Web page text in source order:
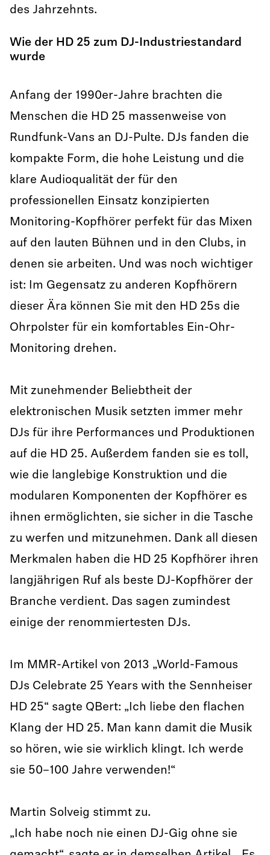
des Jahrzehnts.
Wie der HD 25 zum DJ-Industriestandard
wurde
Anfang der 1990er-Jahre brachten die
Menschen die HD 25 massenweise von
Rundfunk-Vans an DJ-Pulte. DJs fanden die
kompakte Form, die hohe Leistung und die
klare Audioqualität der für den
professionellen Einsatz konzipierten
Monitoring-Kopfhörer perfekt für das Mixen
auf den lauten Bühnen und in den Clubs, in
denen sie arbeiten. Und was noch wichtiger
ist: Im Gegensatz zu anderen Kopfhörern
dieser Ära können Sie mit den HD 25s die
Ohrpolster für ein komfortables Ein-Ohr-
Monitoring drehen.
Mit zunehmender Beliebtheit der
elektronischen Musik setzten immer mehr
DJs für ihre Performances und Produktionen
auf die HD 25. Außerdem fanden sie es toll,
wie die langlebige Konstruktion und die
modularen Komponenten der Kopfhörer es
ihnen ermöglichten, sie sicher in die Tasche
zu werfen und mitzunehmen. Dank all diesen
Merkmalen haben die HD 25 Kopfhörer ihren
langjährigen Ruf als beste DJ-Kopfhörer der
Branche verdient. Das sagen zumindest
einige der renommiertesten DJs.
Im MMR-Artikel von 2013 „World-Famous
DJs Celebrate 25 Years with the Sennheiser
HD 25“ sagte QBert: „Ich liebe den flachen
Klang der HD 25. Man kann damit die Musik
so hören, wie sie wirklich klingt. Ich werde
sie 50–100 Jahre verwenden!“
Martin Solveig stimmt zu.
„Ich habe noch nie einen DJ-Gig ohne sie